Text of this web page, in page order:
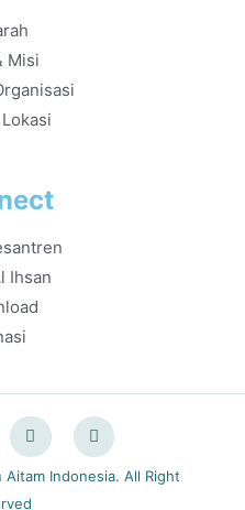
Misi
Ihsan
Indonesia. All Right